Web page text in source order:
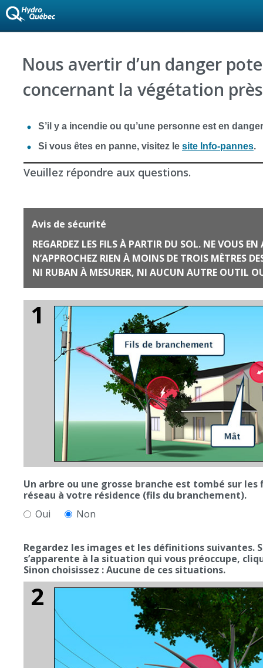
Nous avertir d’un danger
concernant la végétation
S’il y a incendie ou qu’une personne est en
Si vous êtes en panne, visitez le site Info-pannes.
Veuillez répondre aux questions.
Avis de sécurité
REGARDEZ LES FILS À PARTIR DU SOL. NE VOUS
N’APPROCHEZ RIEN À MOINS DE TROIS MÈTRES DES FILS : NI ÉCHELLE,
NI RUBAN À MESURER, NI AUCUN AUTRE
Un arbre ou une grosse branche est tombé sur les fils qui
réseau à votre résidence (fils du branchement).
Oui
Non
Regardez les images et les définitions suivantes. Si une des images
s’apparente à la situation qui vous préoccupe, cliquez sur cette image.
Sinon choisissez : Aucune de ces situations.